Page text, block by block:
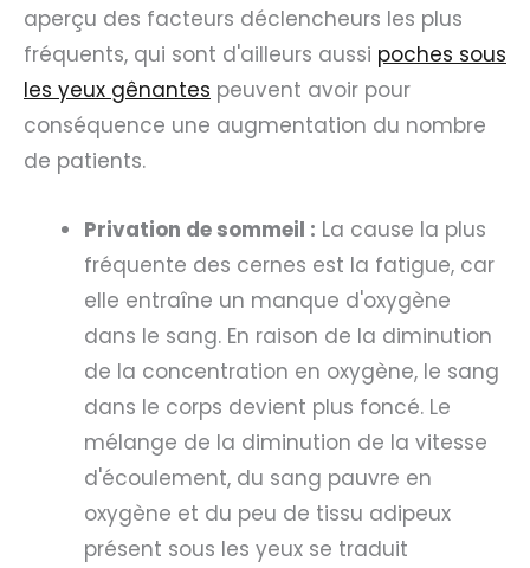
aperçu des facteurs déclencheurs les plus
fréquents, qui sont d'ailleurs aussi poches sous
les yeux gênantes peuvent avoir pour
conséquence une augmentation du nombre
de patients.
Privation de sommeil : La cause la plus
fréquente des cernes est la fatigue, car
elle entraîne un manque d'oxygène
dans le sang. En raison de la diminution
de la concentration en oxygène, le sang
dans le corps devient plus foncé. Le
mélange de la diminution de la vitesse
d'écoulement, du sang pauvre en
oxygène et du peu de tissu adipeux
présent sous les yeux se traduit